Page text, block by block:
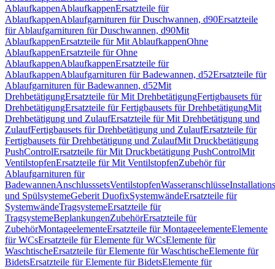
AblaufkappenAblaufkappenErsatzteile für
AblaufkappenAblaufgarnituren für Duschwannen, d90Ersatzteile
für Ablaufgarnituren für Duschwannen, d90Mit
AblaufkappenErsatzteile für Mit AblaufkappenOhne
AblaufkappenErsatzteile für Ohne
AblaufkappenAblaufkappenErsatzteile für
AblaufkappenAblaufgarnituren für Badewannen, d52Ersatzteile für
Ablaufgarnituren für Badewannen, d52Mit
DrehbetätigungErsatzteile für Mit DrehbetätigungFertigbausets für
DrehbetätigungErsatzteile für Fertigbausets für DrehbetätigungMit
Drehbetätigung und ZulaufErsatzteile für Mit Drehbetätigung und
ZulaufFertigbausets für Drehbetätigung und ZulaufErsatzteile für
Fertigbausets für Drehbetätigung und ZulaufMit Druckbetätigung
PushControlErsatzteile für Mit Druckbetätigung PushControlMit
VentilstopfenErsatzteile für Mit VentilstopfenZubehör für
Ablaufgarnituren für
BadewannenAnschlusssetsVentilstopfenWasseranschlüsse
und SpülsystemeGeberit DuofixSystemwändeErsatzteile für
SystemwändeTragsystemeErsatzteile für
TragsystemeBeplankungenZubehörErsatzteile für
ZubehörMontageelementeErsatzteile für MontageelementeElemente
für WCsErsatzteile für Elemente für WCsElemente für
WaschtischeErsatzteile für Elemente für WaschtischeElemente für
BidetsErsatzteile für Elemente für BidetsElemente für